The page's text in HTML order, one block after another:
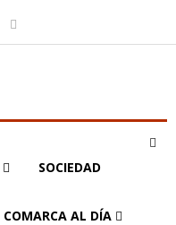
SOCIEDAD
COMARCA AL DÍA